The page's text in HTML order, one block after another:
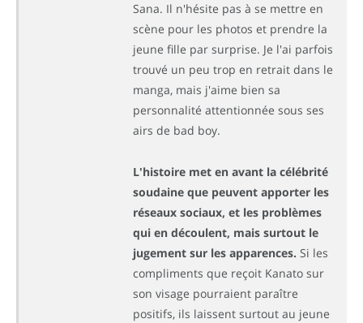
Sana. Il n'hésite pas à se mettre en
scène pour les photos et prendre la
jeune fille par surprise. Je l'ai parfois
trouvé un peu trop en retrait dans le
manga, mais j'aime bien sa
personnalité attentionnée sous ses
airs de bad boy.
L'histoire met en avant la célébrité
soudaine que peuvent apporter les
réseaux sociaux, et les problèmes
qui en découlent, mais surtout le
jugement sur les apparences. Si les
compliments que reçoit Kanato sur
son visage pourraient paraître
positifs, ils laissent surtout au jeune